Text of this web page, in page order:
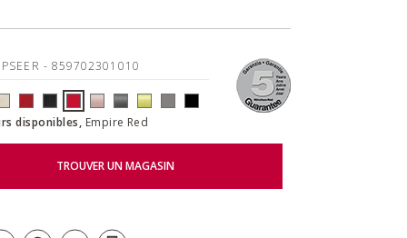
- 859702301010
disponibles, Empire Red
TROUVER UN MAGASIN